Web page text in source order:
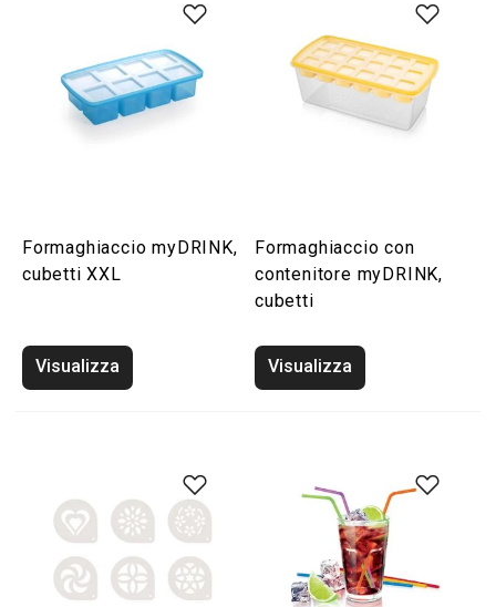
Formaghiaccio myDRINK,
cubetti XXL
Visualizza
Formaghiaccio con
contenitore myDRINK,
cubetti
Visualizza